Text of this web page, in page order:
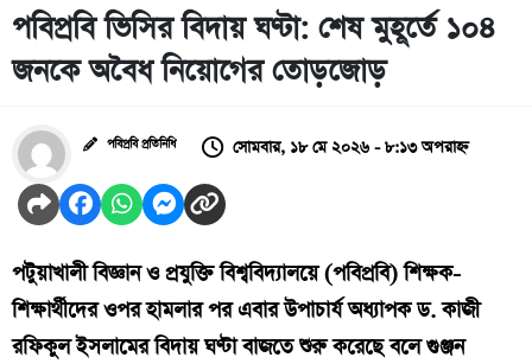
পবিপ্রবি ভিসির বিদায় ঘণ্টা: শেষ মুহূর্তে ১০৪
জনকে অবৈধ নিয়োগের তোড়জোড়
পবিপ্রবি প্রতিনিধি সোমবার, ১৮ মে ২০২৬ - ৮:১৩ অপরাহ্ন
পটুয়াখালী বিজ্ঞান ও প্রযুক্তি বিশ্ববিদ্যালয়ে (পবিপ্রবি) শিক্ষক-
শিক্ষার্থীদের ওপর হামলার পর এবার উপাচার্য অধ্যাপক ড. কাজী
রফিকুল ইসলামের বিদায় ঘণ্টা বাজতে শুরু করেছে বলে গুঞ্জন